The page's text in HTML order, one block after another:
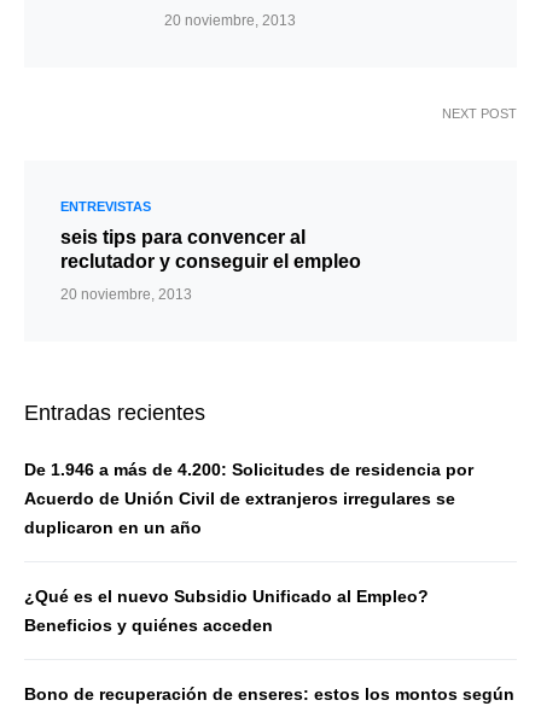
20 noviembre, 2013
NEXT POST
ENTREVISTAS
seis tips para convencer al
reclutador y conseguir el empleo
20 noviembre, 2013
Entradas recientes
De 1.946 a más de 4.200: Solicitudes de residencia por
Acuerdo de Unión Civil de extranjeros irregulares se
duplicaron en un año
¿Qué es el nuevo Subsidio Unificado al Empleo?
Beneficios y quiénes acceden
Bono de recuperación de enseres: estos los montos según